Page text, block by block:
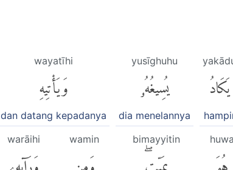
يَكَادُ
yusīghuhu
يُسِيغُهُۥ
dia menelannya
wayatīhi
وَيَأْتِيهِ
dan datang kepadanya
huwa
هُوَ
bimayyitin
بِمَيِّتٍۖ
wamin
وَمِن
warāihi
وَرَآئِهِۦ